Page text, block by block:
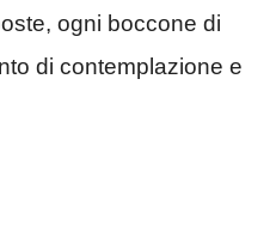
ogni boccone di
di contemplazione e